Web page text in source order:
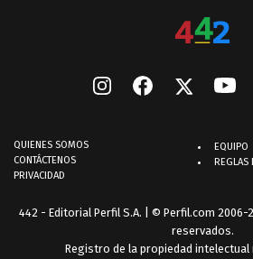
QUIENES SOMOS
CONTÁCTENOS
PRIVACIDAD
EQUIPO
REGLAS
442 - Editorial Perfil S.A. | © Perfil.com 2006-
reservados.
Registro de la propiedad intelectual